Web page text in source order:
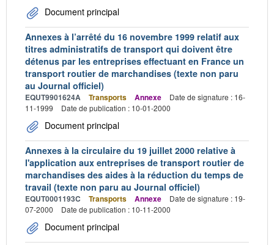
Document principal
Annexes à l’arrêté du 16 novembre 1999 relatif aux
titres administratifs de transport qui doivent être
détenus par les entreprises effectuant en France un
transport routier de marchandises (texte non paru
au Journal officiel)
EQUT9901624A Transports Annexe
Date de signature : 16-
11-1999
Date de publication : 10-01-2000
Document principal
Annexes à la circulaire du 19 juillet 2000 relative à
l'application aux entreprises de transport routier de
marchandises des aides à la réduction du temps de
travail (texte non paru au Journal officiel)
EQUT0001193C Transports Annexe
Date de signature : 19-
07-2000
Date de publication : 10-11-2000
Document principal